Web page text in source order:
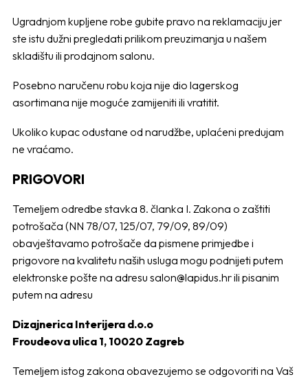
Ugradnjom kupljene robe gubite pravo na reklamaciju jer
ste istu dužni pregledati prilikom preuzimanja u našem
skladištu ili prodajnom salonu.
Posebno naručenu robu koja nije dio lagerskog
asortimana nije moguće zamijeniti ili vratitit.
Ukoliko kupac odustane od narudžbe, uplaćeni predujam
ne vraćamo.
PRIGOVORI
Temeljem odredbe stavka 8. članka I. Zakona o zaštiti
potrošača (NN 78/07, 125/07, 79/09, 89/09)
obavještavamo potrošače da pismene primjedbe i
prigovore na kvalitetu naših usluga mogu podnijeti putem
elektronske pošte na adresu salon@lapidus.hrili pisanim
putem na adresu
Dizajnerica Interijera d.o.o
Froudeova ulica 1, 10020 Zagreb
Temeljem istog zakona obavezujemo se odgovoriti na Vaš